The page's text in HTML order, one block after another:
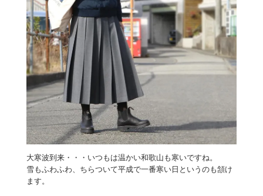
大寒波到来・・・いつもは温かい和歌山も寒いですね。
雪もふわふわ、ちらついて平成で一番寒い日というのも頷け
ます。